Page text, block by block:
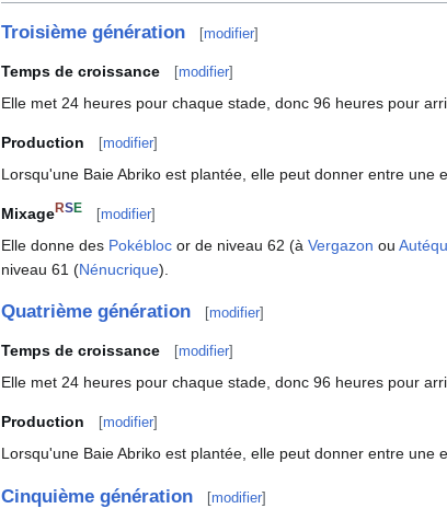
Troisième génération [modifier]
Temps de croissance [modifier]
Elle met 24 heures pour chaque stade, donc 96 heures pour
Production [modifier]
Lorsqu'une Baie Abriko est plantée, elle peut donner entre une
MixageRSE [modifier]
Elle donne des Pokébloc or de niveau 62 (à Vergazon ou
niveau 61 (Nénucrique).
Quatrième génération [modifier]
Temps de croissance [modifier]
Elle met 24 heures pour chaque stade, donc 96 heures pour
Production [modifier]
Lorsqu'une Baie Abriko est plantée, elle peut donner entre une
Cinquième génération [modifier]